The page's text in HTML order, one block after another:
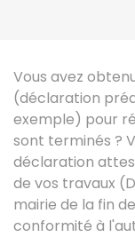
Vous avez
(déclaration
exemple) pour
sont terminés ?
déclaration
de vos travaux
mairie de la fin
conformité à